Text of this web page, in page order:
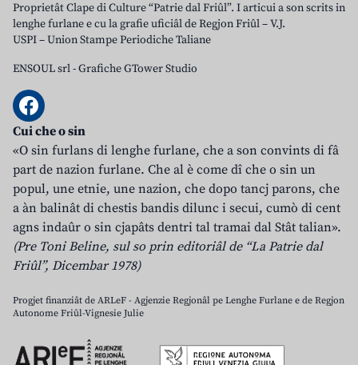
Proprietât Clape di Culture “Patrie dal Friûl”. I articui a son scrits in
lenghe furlane e cu la grafie uficiâl de Regjon Friûl – V.J.
USPI – Union Stampe Periodiche Taliane
ENSOUL srl-Grafiche GTower Studio
Cui che o sin
«O sin furlans di lenghe furlane, che a son convints di fâ
part de nazion furlane. Che al è come dî che o sin un
popul, une etnie, une nazion, che dopo tancj parons, che
a àn balinât di chestis bandis dilunc i secui, cumò di cent
agns indaûr o sin cjapâts dentri tal tramai dal Stât talian».
(Pre Toni Beline, sul so prin editoriâl de “La Patrie dal
Friûl”, Dicembar 1978)
Progjet finanziât de ARLeF - Agjenzie Regjonâl pe Lenghe Furlane e de Regjon
Autonome Friûl-Vignesie Julie